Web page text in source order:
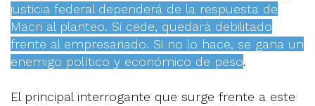
justicia federal dependerá de la respuesta de
Macri al planteo. Si cede, quedará debilitado
frente al empresariado. Si no lo hace, se gana un
enemigo político y económico de peso.
El principal interrogante que surge frente a este